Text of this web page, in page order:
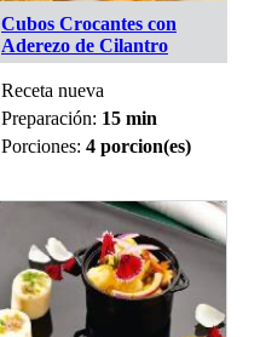
Cubos Crocantes con
Aderezo de Cilantro
Receta nueva
Preparación: 15 min
Porciones: 4 porcion(es)